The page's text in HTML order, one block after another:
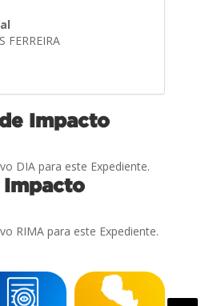
FERREIRA
Impacto
DIA para este Expediente.
Impacto
RIMA para este Expediente.